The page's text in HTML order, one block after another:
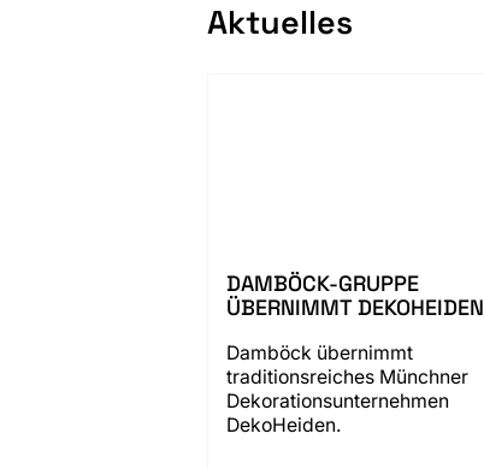
Aktuelles
DAMBÖCK-GRUPPE
ÜBERNIMMT DEKOHEIDEN
Damböck übernimmt
traditionsreiches Münchner
Dekorationsunternehmen
DekoHeiden.